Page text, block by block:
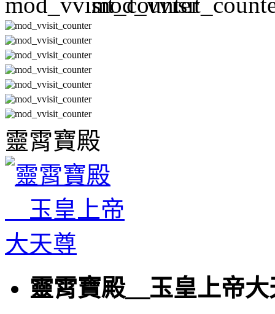
靈霄寶殿
靈霄寶殿＿玉皇上帝